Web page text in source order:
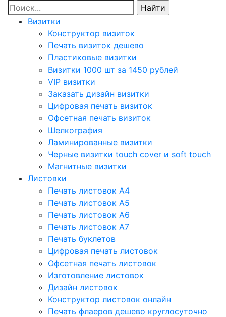
Визитки
Конструктор визиток
Печать визиток дешево
Пластиковые визитки
Визитки 1000 шт за 1450 рублей
VIP визитки
Заказать дизайн визитки
Цифровая печать визиток
Офсетная печать визиток
Шелкография
Ламинированные визитки
Черные визитки touch cover и soft touch
Магнитные визитки
Листовки
Печать листовок А4
Печать листовок А5
Печать листовок А6
Печать листовок А7
Печать буклетов
Цифровая печать листовок
Офсетная печать листовок
Изготовление листовок
Дизайн листовок
Конструктор листовок онлайн
Печать флаеров дешево круглосуточно